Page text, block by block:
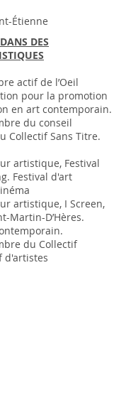
Étienne
DES
actif de l’Oeil
pour la promotion
en art contemporain.
du conseil
Collectif Sans Titre.
artistique, Festival
Festival d'art
artistique, I Screen,
Martin-D’Hères.
du Collectif
d'artistes